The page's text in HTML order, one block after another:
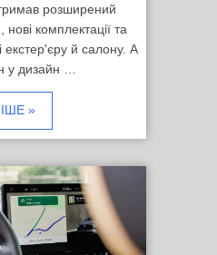
розширений
комплектації та
екстер'єру й салону. А
у дизайн …
»